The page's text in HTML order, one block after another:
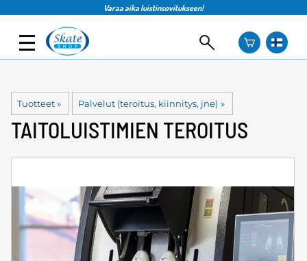
Varaa aika luistinsovitukseen!
Tuotteet‪» Palvelut (teroitus, kiinnitys, jne) ‪»
TAITOLUISTIMIEN TEROITUS